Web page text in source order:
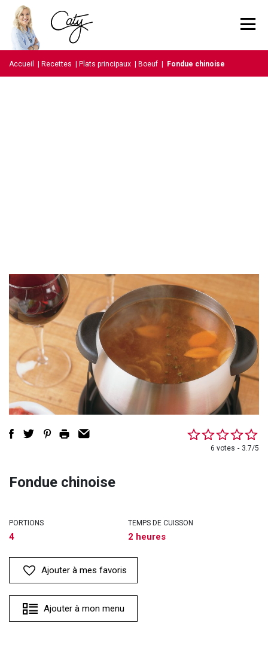
Accueil Recettes Plats principaux Boeuf Fondue chinoise
6 votes 3.7/5
Fondue chinoise
PORTIONS
4
TEMPS DE CUISSON
2 heures
Ajouter à mes favoris
Ajouter à mon menu